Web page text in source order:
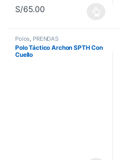
S/65.00
Polos PRENDAS
Polo Táctico Archon SPTH Con
Cuello